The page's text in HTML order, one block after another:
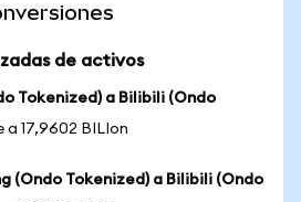
de activos
Tokenized) a Bilibili (Ondo
a 17,9602 BILIon
(Ondo Tokenized) a Bilibili (Ondo